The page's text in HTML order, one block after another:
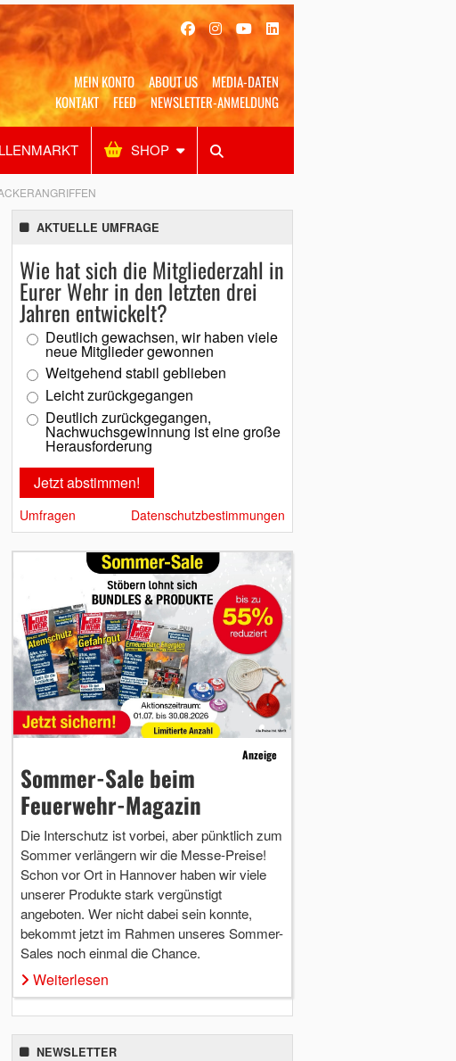
MEIN KONTO ABOUT US
MEDIA-DATEN
KONTAKT
FEED NEWSLETTER-ANMELDUNG
SHOP
Alles Shop SUCHEN
AKTUELLE UMFRAGE
Wie hat sich die Mitgliederzahl in
Eurer Wehr in den letzten drei
Jahren entwickelt?
Deutlich gewachsen, wir haben viele
neue Mitglieder gewonnen
Weitgehend stabil geblieben
Leicht zurückgegangen
Deutlich zurückgegangen,
Nachwuchsgewinnung ist eine große
Herausforderung
Umfragen Datenschutzbestimmungen
Anzeige
Sommer-Sale beim
Feuerwehr-Magazin
Die Interschutz ist vorbei, aber pünktlich zum
Sommer verlängern wir die Messe-Preise!
Schon vor Ort in Hannover haben wir viele
unserer Produkte stark vergünstigt
angeboten. Wer nicht dabei sein konnte,
bekommt jetzt im Rahmen unseres Sommer-
Sales noch einmal die Chance.
Weiterlesen
NEWSLETTER